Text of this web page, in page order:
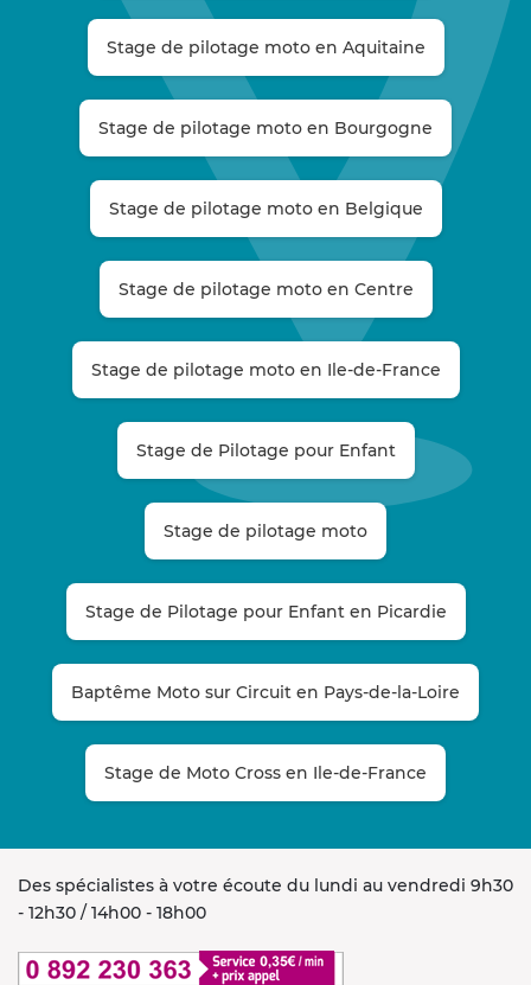
Stage de pilotage moto en Aquitaine
Stage de pilotage moto en Bourgogne
Stage de pilotage moto en Belgique
Stage de pilotage moto en Centre
Stage de pilotage moto en Ile-de-France
Stage de Pilotage pour Enfant
Stage de pilotage moto
Stage de Pilotage pour Enfant en Picardie
Baptême Moto sur Circuit en Pays-de-la-Loire
Stage de Moto Cross en Ile-de-France
Des spécialistes à votre écoute du lundi au vendredi 9h30
- 12h30 / 14h00 - 18h00